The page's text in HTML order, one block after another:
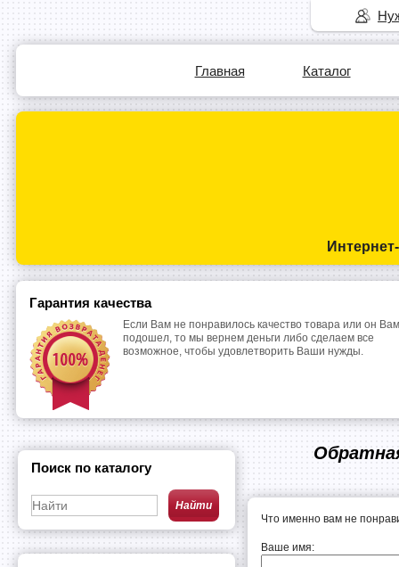
Главная Каталог
Гарантия качества
Если Вам не понравилось качество товара или он
подошел, то мы вернем деньги либо сделаем все
возможное, чтобы удовлетворить Ваши нужды.
Что именно вам не
Ваше имя:
Поиск по каталогу